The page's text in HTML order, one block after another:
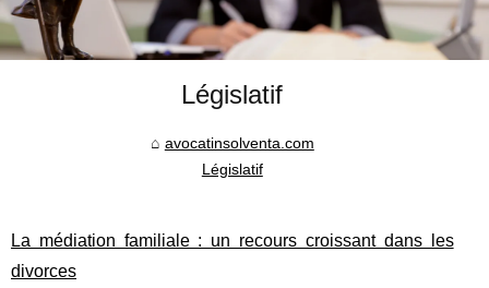
Législatif
avocatinsolventa.com
Législatif
La médiation familiale : un recours croissant dans les
divorces